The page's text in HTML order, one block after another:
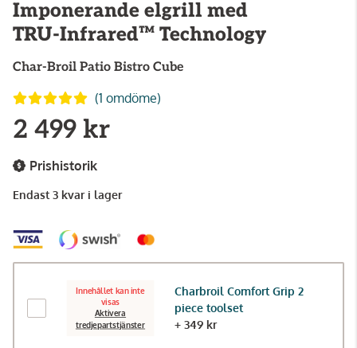
Imponerande elgrill med
TRU-Infrared™ Technology
Char-Broil Patio Bistro Cube
(1 omdöme)
2 499 kr
Prishistorik
Endast 3 kvar i lager
Innehållet kan inte
visas
Aktivera
tredjepartstjänster
Charbroil Comfort Grip 2
piece toolset
+ 349 kr